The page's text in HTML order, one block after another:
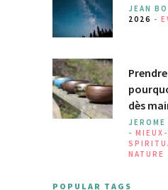
JEAN
2026 -
dès
JEROME
-
NATURE
POPULAR TAGS